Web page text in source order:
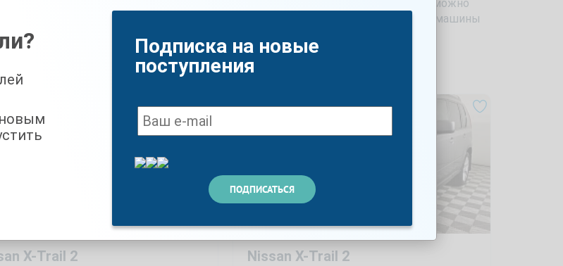
с пробегом 180607 км, объемом двигателя 2000 см3 и мощностью 146 л.с. можно
Вы также можете записаться на бесплатный тест-драйв. Доступный цвет машины
X-Trail 2 Nissan X-Trail 2
Подписка на новые
поступления